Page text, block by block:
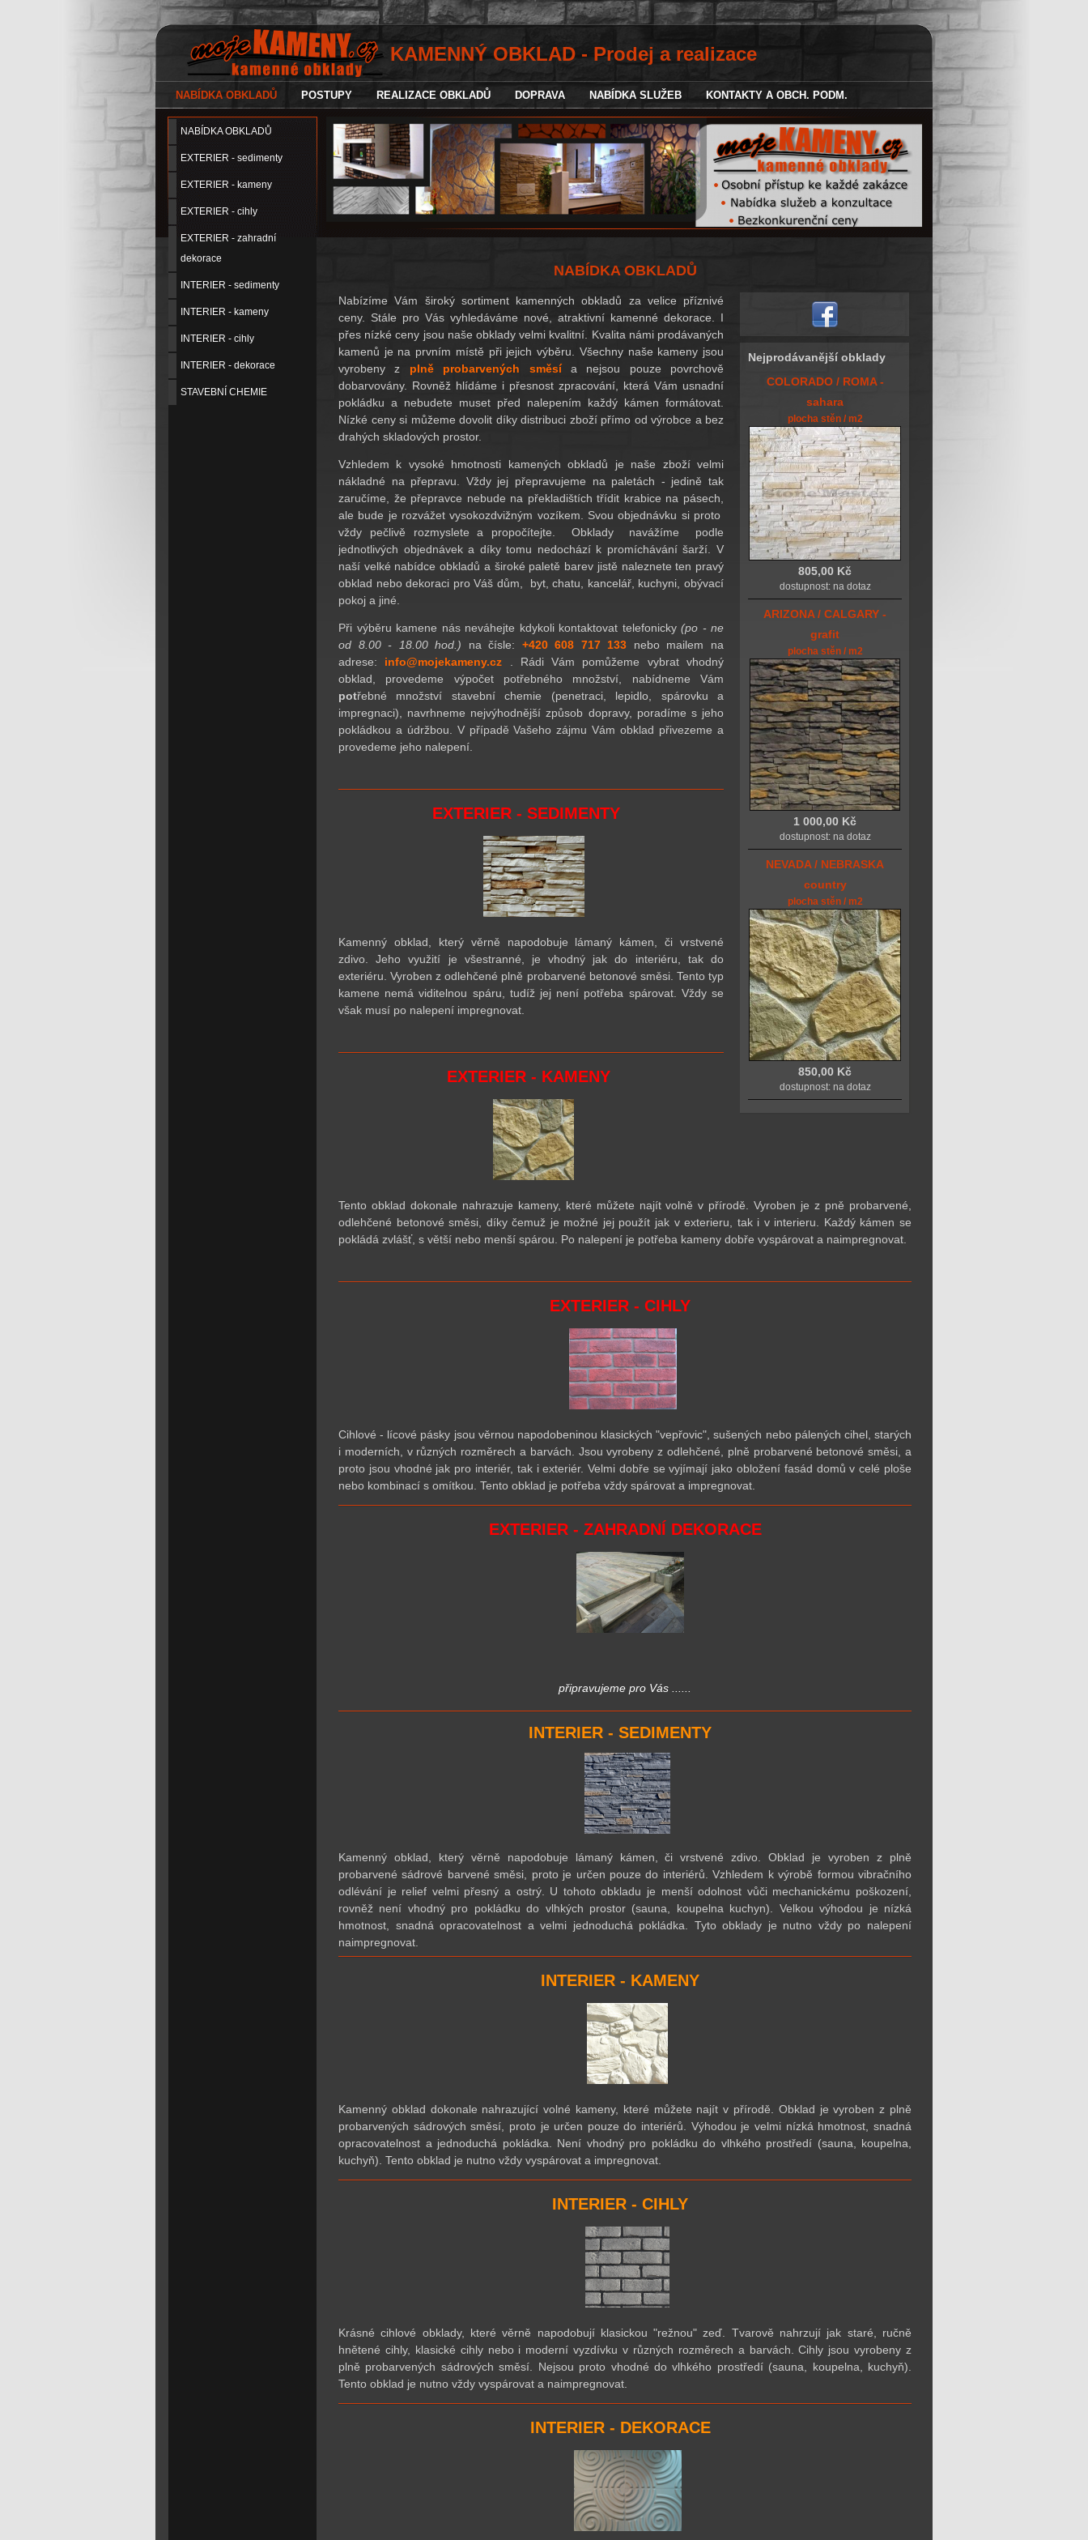
KAMENNÝ OBKLAD - Prodej a realizace
NABÍDKA OBKLADŮ POSTUPY REALIZACE OBKLADŮ DOPRAVA NABÍDKA SLUŽEB KONTAKTY A OBCH. PODM.
NABÍDKA OBKLADŮ
EXTERIER - sedimenty
EXTERIER - kameny
EXTERIER - cihly
EXTERIER - zahradní
dekorace
INTERIER - sedimenty
INTERIER - kameny
INTERIER - cihly
INTERIER - dekorace
STAVEBNÍ CHEMIE
NABÍDKA OBKLADŮ
Nejprodávanější obklady
COLORADO / ROMA -
sahara
plocha stěn / m2
805,00 Kč
dostupnost: na dotaz
ARIZONA / CALGARY -
grafit
plocha stěn / m2
1 000,00 Kč
dostupnost: na dotaz
NEVADA / NEBRASKA
country
plocha stěn / m2
850,00 Kč
dostupnost: na dotaz
Nabízíme Vám široký sortimentkamenných obkladů za velice příznivé
ceny. Stále pro Vás vyhledáváme nové, atraktivní kamenné dekorace. I
přes nízké ceny jsou naše obklady velmi kvalitní. Kvalita námi prodávaných
kamenů je na prvním místě při jejich výběru. Všechny naše kameny jsou
vyrobeny z plně probarvených směsí
a nejsou pouze povrchově
dobarvovány. Rovněž hlídáme i přesnost zpracování, která Vám usnadní
pokládku a nebudete muset před nalepením každý kámen formátovat.
Nízké ceny si můžeme dovolit díky distribuci zboží přímo od výrobce a bez
drahých skladových prostor.
Vzhledem k vysoké hmotnosti kamených obkladů je naše zboží velmi
nákladné na přepravu. Vždy jej přepravujeme na paletách - jedině tak
zaručíme, že přepravce nebude na překladištích třídit krabice na pásech,
ale bude je rozvážet vysokozdvižným vozíkem. Svou objednávku si proto
vždy pečlivě rozmyslete a propočítejte. Obklady navážíme podle
jednotlivých objednávek a díky tomu nedochází k promíchávání šarží. V
naší velké nabídce obkladů a široké paletě barev jistě naleznete ten pravý
obklad nebo dekoraci pro Váš dům, byt, chatu, kancelář, kuchyni, obývací
pokoj a jiné.
Při výběru kamene násneváhejte kdykoli kontaktovat telefonicky(po - ne
od 8.00 - 18.00 hod.) na čísle: +420 608 717 133 nebomailem na
adrese: info@mojekameny.cz . Rádi Vám pomůžeme vybrat vhodný
obklad, provedeme výpočet potřebného množství, nabídneme Vám
potřebné množství stavební chemie (penetraci, lepidlo, spárovku a
impregnaci), navrhneme nejvýhodnější způsob dopravy, poradíme s jeho
pokládkou a údržbou. V případě Vašeho zájmu Vám obklad přivezeme a
provedeme jeho nalepení.
EXTERIER - SEDIMENTY
Kamenný obklad, který věrně napodobuje lámaný kámen, či vrstvené
zdivo. Jeho využití je všestranné, je vhodný jak do interiéru, tak do
exteriéru. Vyroben z odlehčené plně probarvené betonové směsi. Tento typ
kamene nemá viditelnou spáru, tudíž jej není potřeba spárovat. Vždy se
však musí po nalepení impregnovat.
EXTERIER - KAMENY
Tento obklad dokonale nahrazuje kameny, které můžete najít volně v přírodě. Vyroben je z pně probarvené,
odlehčené betonové směsi, díky čemuž je možné jej použít jak v exterieru, tak i v interieru. Každý kámen se
pokládá zvlášť, s větší nebo menší spárou. Po nalepení je potřeba kameny dobře vyspárovat a naimpregnovat.
EXTERIER - CIHLY
Cihlové - lícové pásky jsou věrnou napodobeninou klasických "vepřovic", sušených nebo pálených cihel, starých
i moderních, v různých rozměrech a barvách. Jsou vyrobeny z odlehčené, plně probarvené betonové směsi, a
proto jsou vhodné jak pro interiér, tak i exteriér. Velmi dobře se vyjímají jako obložení fasád domů v celé ploše
nebo kombinací s omítkou. Tento obklad je potřeba vždy spárovat a impregnovat.
EXTERIER - ZAHRADNÍ DEKORACE
připravujeme pro Vás
INTERIER - SEDIMENTY
Kamenný obklad, který věrně napodobuje lámaný kámen, či vrstvené zdivo. Obklad je vyroben z plně
probarvené sádrové barvené směsi, proto je určen pouze do interiérů. Vzhledem k výrobě formou vibračního
odlévání je relief velmi přesný a ostrý. U tohoto obkladu je menší odolnost vůči mechanickému poškození,
rovněž není vhodný pro pokládku do vlhkých prostor (sauna, koupelna kuchyn). Velkou výhodou je nízká
hmotnost, snadná opracovatelnost a velmi jednoduchá pokládka. Tyto obklady je nutno vždy po nalepení
naimpregnovat.
INTERIER - KAMENY
Kamenný obklad dokonale nahrazující volné kameny, které můžete najít v přírodě. Obklad je vyroben z plně
probarvených sádrových směsí, proto je určen pouze do interiérů. Výhodou je velmi nízká hmotnost, snadná
opracovatelnost a jednoduchá pokládka. Není vhodný pro pokládku do vlhkého prostředí (sauna, koupelna,
kuchyň). Tento obklad je nutno vždy vyspárovat a impregnovat.
INTERIER - CIHLY
Krásné cihlové obklady, které věrně napodobují klasickou "režnou" zeď. Tvarově nahrzují jak staré, ručně
hnětené cihly, klasické cihly nebo i moderní vyzdívku v různých rozměrech a barvách. Cihly jsou vyrobeny z
plně probarvených sádrových směsí. Nejsou proto vhodné do vlhkého prostředí (sauna, koupelna, kuchyň).
Tento obklad je nutno vždy vyspárovat a naimpregnovat.
INTERIER - DEKORACE